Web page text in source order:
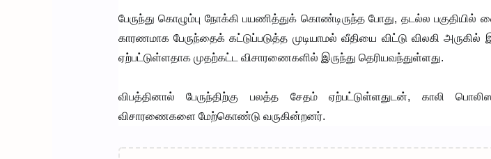
பேருந்து கொழும்பு நோக்கி பயணித்துக் கொண்டிருந்த போது, தடல்ல பகுதியில்
காரணமாக பேருந்தைக் கட்டுப்படுத்த முடியாமல் வீதியை விட்டு விலகி
ஏற்பட்டுள்ளதாக முதற்கட்ட விசாரணைகளில் இருந்து தெரியவந்துள்ளது.
விபத்தினால் பேருந்திற்கு பலத்த சேதம் ஏற்பட்டுள்ளதுடன், காலி
விசாரணைகளை மேற்கொண்டு வருகின்றனர்.